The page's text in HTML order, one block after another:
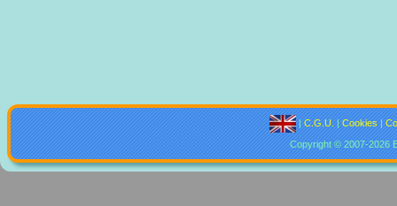
|C.G.U.|Cookies|
Copyright © 2007-2026